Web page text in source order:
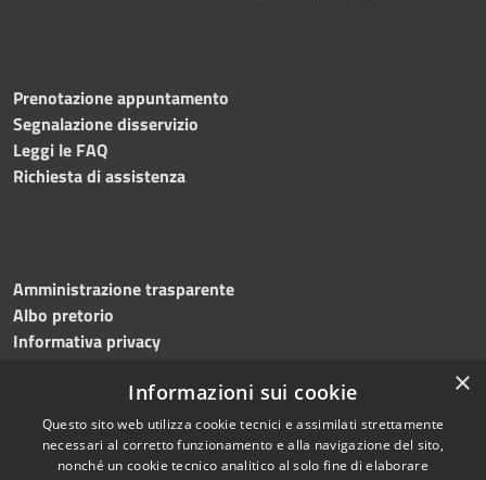
Prenotazione appuntamento
Segnalazione disservizio
Leggi le FAQ
Richiesta di assistenza
Amministrazione trasparente
Albo pretorio
Informativa privacy
Dichiarazione di accessibilità Meccanismo di feedback ×
Informazioni sui cookie
Questo sito web utilizza cookie tecnici e assimilati strettamente
necessari al corretto funzionamento e alla navigazione del sito,
nonché un cookie tecnico analitico al solo fine di elaborare